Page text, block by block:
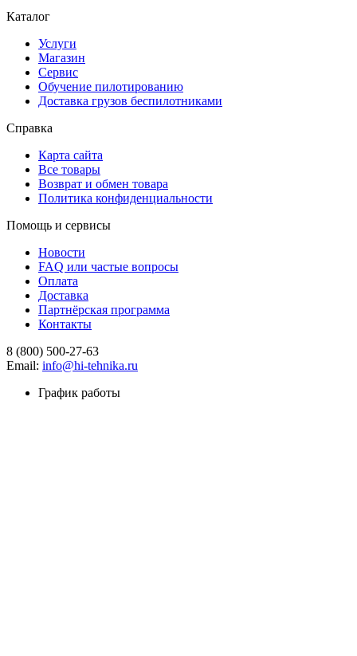
Каталог
Услуги
Магазин
Сервис
Обучение пилотированию
Доставка грузов беспилотниками
Справка
Карта сайта
Все товары
Возврат и обмен товара
Политика конфиденциальности
Помощь и сервисы
Новости
FAQ или частые вопросы
Оплата
Доставка
Партнёрская программа
Контакты
8 (800) 500-27-63
Email: info@hi-tehnika.ru
График работы